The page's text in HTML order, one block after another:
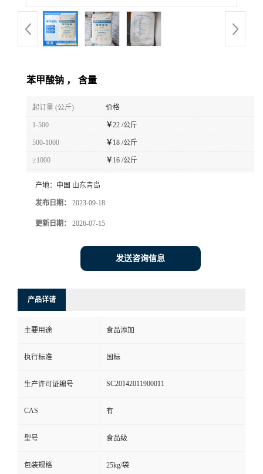
苯甲酸钠 ， 含量
起订量 (公斤) 价格
1-500 ￥22 /公斤
500-1000 ￥ 18 /公斤
≥1000 ￥ 16 /公斤
产地： 中国 山东青岛
发布日期： 2023-09-18
更新日期： 2026-07-15
发送咨询信息
产品详请
主要用途 食品添加
执行标准 国标
生产许可证编号 SC20142011900011
CAS 有
型号 食品级
包装规格 25kg/袋